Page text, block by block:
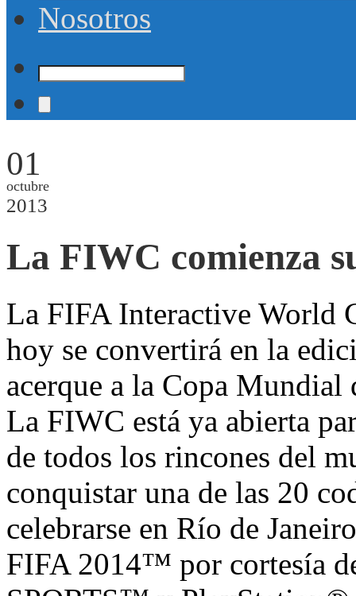
Nosotros
01
octubre
2013
La FIWC comienza
La FIFA Interactive World
hoy se convertirá en la
acerque a la Copa
La FIWC está ya abierta
de todos los rincones del
conquistar una de las 20
celebrarse en Río de
FIFA 2014™ por cortesía